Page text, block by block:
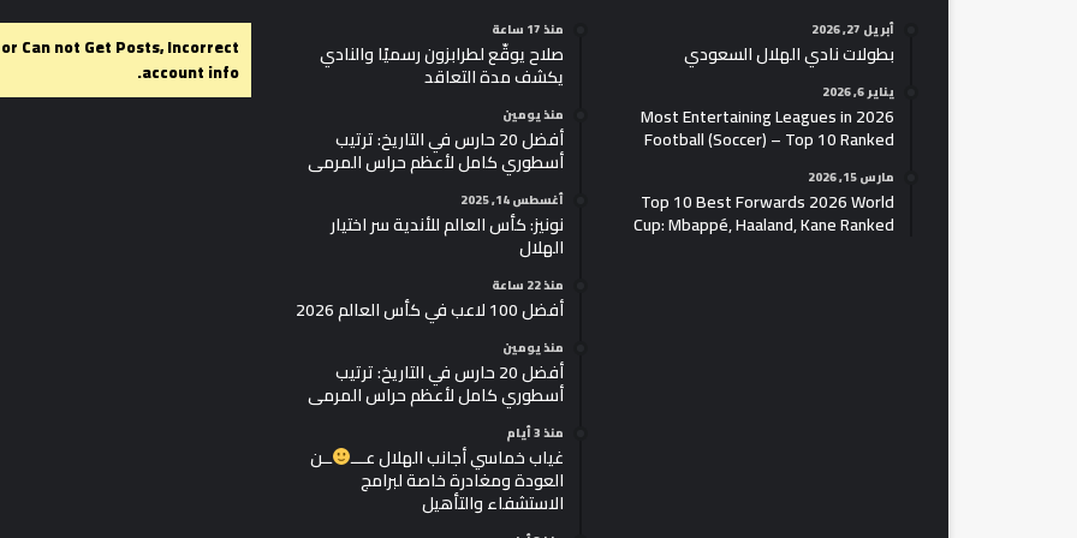
أبريل 27, 2026
بطولات نادي الهلال السعودي
يناير 6, 2026
2026 Most Entertaining Leagues in
Football (Soccer) – Top 10 Ranked
مارس 15, 2026
Top 10 Best Forwards 2026 World
Cup: Mbappé, Haaland, Kane Ranked
منذ 17 ساعة
صلاح يوقّع لطرابزون رسميًا والنادي
يكشف مدة التعاقد
منذ يومين
أفضل 20 حارس في التاريخ: ترتيب
أسطوري كامل لأعظم حراس المرمى
أغسطس 14, 2025
نونيز: كأس العالم للأندية سر اختيار
الهلال
منذ 22 ساعة
أفضل 100 لاعب في كأس العالم 2026
منذ يومين
أفضل 20 حارس في التاريخ: ترتيب
أسطوري كامل لأعظم حراس المرمى
منذ 3 أيام
غياب خماسي أجانب الهلال عـــ ــن
العودة ومغادرة خاصة لبرامج
الاستشفاء والتأهيل
Can not Get Posts, Incorrect
account info.